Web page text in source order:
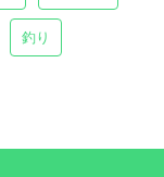
釣り